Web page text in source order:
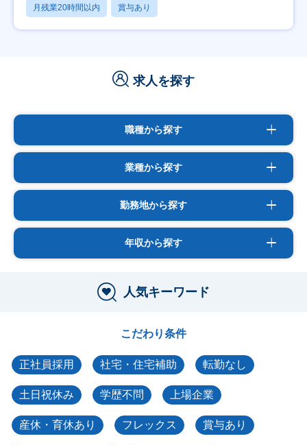
月残業20時間以内 賞与あり
求人を探す
職種から探す
業種から探す
勤務地から探す
年収から探す
人気キーワード
こだわり条件
正社員採用 社宅・住宅補助 転勤なし
土日祝休み 学歴不問 上場企業
産休・育休あり フレックス 賞与あり